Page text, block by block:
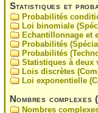
Statistiques et
Probabilités
Loi binomiale
Echantillonnage et
Probabilités
Probabilités
Statistiques à deux
Lois discrètes
Loi exponentielle
Nombres
Nombres